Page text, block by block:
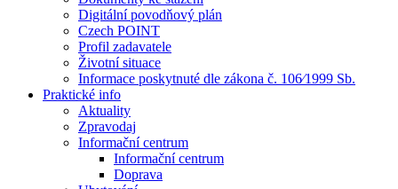
Digitální povodňový plán
Czech POINT
Profil zadavatele
Životní situace
Informace poskytnuté dle zákona č. 106⁄1999 Sb.
Praktické info
Aktuality
Zpravodaj
Informační centrum
Informační centrum
Doprava